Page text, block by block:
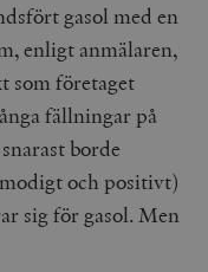
gasol med en
enligt anmälaren,
som företaget
fällningar på
borde
och positivt)
sig för gasol. Men